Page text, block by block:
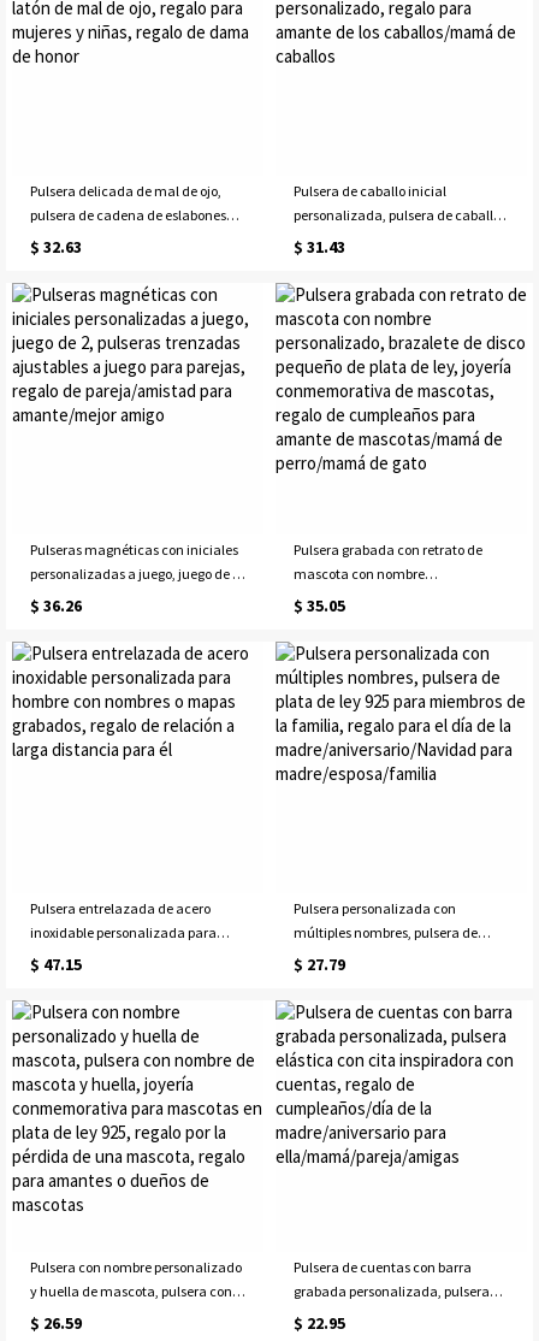
Pulsera delicada de mal de ojo,
pulsera de cadena de eslabones
cubanos de mal de ojo, joyería de
mujeres y niñas, regalo de dama
de honor
$ 32.63
Pulsera de caballo inicial
personalizada, pulsera de caballo
y letra, encanto de caballo
amante de los caballos/mamá de
caballos
$ 31.43
Pulseras magnéticas con iniciales
personalizadas a juego, juego de 2,
pulseras trenzadas ajustables a
pareja/amistad para
amante/mejor amigo
$ 36.26
Pulsera grabada con retrato de
mascota con nombre
personalizado, brazalete de disco
conmemorativa de mascotas,
regalo de cumpleaños para
amante de mascotas/mamá de
perro/mamá de gato
$ 35.05
Pulsera entrelazada de acero
inoxidable personalizada para
hombre con nombres o mapas
larga distancia para él
$ 47.15
Pulsera personalizada con
múltiples nombres, pulsera de
plata de ley 925 para miembros de
madre/aniversario/Navidad para
madre/esposa/familia
$ 27.79
Pulsera con nombre personalizado
y huella de mascota, pulsera con
nombre de mascota y huella,
$ 26.59
Pulsera de cuentas con barra
grabada personalizada, pulsera
elástica con cita inspiradora con
$ 22.95